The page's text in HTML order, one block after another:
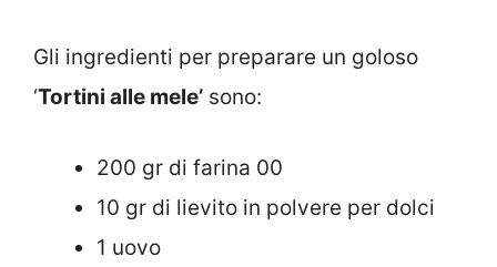
Gli ingredienti per preparare un goloso
‘Tortini alle mele’ sono:
200 gr di farina 00
10 gr di lievito in polvere per dolci
1 uovo